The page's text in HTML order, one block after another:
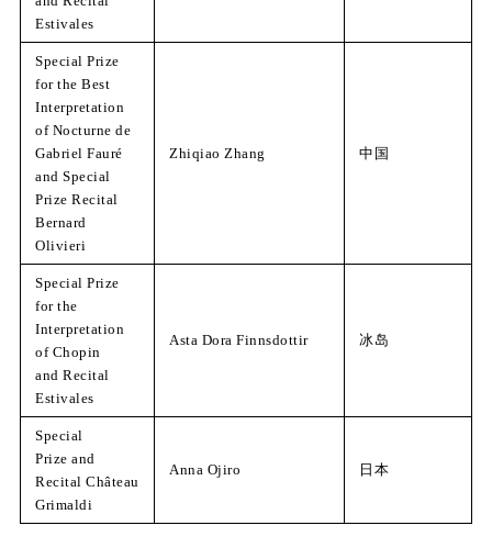
Estivales
Special Prize
for the Best
Interpretation
of Nocturne de
Gabriel Fauré
and Special
Prize Recital
Bernard
Olivieri
Zhiqiao Zhang 中国
Special Prize
for the
Interpretation
of Chopin
and Recital
Estivales
Asta Dora Finnsdottir 冰岛
Special
Prize and
Recital Château
Grimaldi
Anna Ojiro 日本